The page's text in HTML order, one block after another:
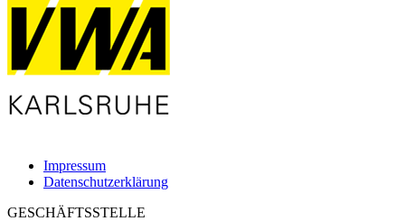
Impressum
Datenschutzerklärung
GESCHÄFTSSTELLE